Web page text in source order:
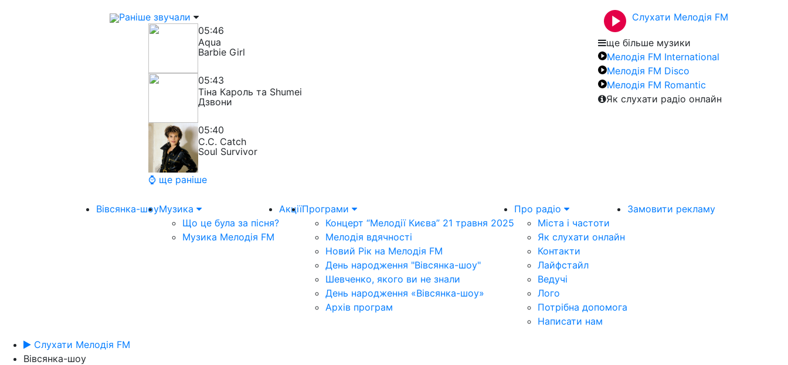
Раніше звучали
05:46
Aqua
Barbie Girl
05:43
Тіна Кароль та Shumei
Дзвони
05:40
C.C. Catch
Soul Survivor
⌚ ще раніше
Слухати Мелодія FM
ще більше музики
Мелодія FM International
Мелодія FM Disco
Мелодія FM Romantic
Як слухати радіо онлайн
Вівсянка-шоуМузика
Що це була за пісня?
Музика Мелодія FM
АкціїПрограми
Концерт “Мелодії Києва” 21 травня 2025
Мелодія вдячності
Новий Рік на Мелодія FM
День народження "Вівсянка-шоу"
Шевченко, якого ви не знали
День народження «Вівсянка-шоу»
Архів програм
Про радіо
Міста і частоти
Як слухати онлайн
Контакти
Лайфстайл
Ведучі
Лого
Потрібна допомога
Написати нам
Замовити рекламу
Слухати Мелодія FM
Вівсянка-шоу